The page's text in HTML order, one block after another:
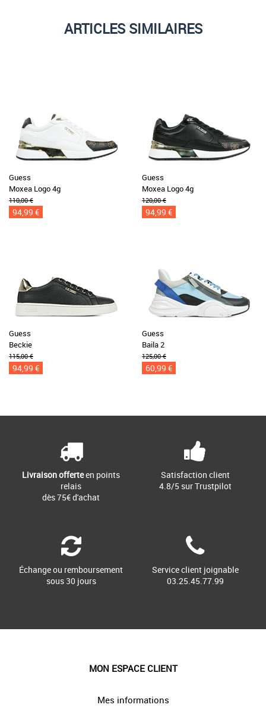
ARTICLES SIMILAIRES
Guess
Moxea Logo 4g
110,00 €
94,99 €
Guess
Moxea Logo 4g
120,00 €
94,99 €
Guess
Beckie
115,00 €
94,99 €
Guess
Baila 2
125,00 €
60,99 €
Livraison offerteen points
relais
dès 75€ d'achat
Satisfaction client
4.8/5 sur Trustpilot
Échange ou remboursement
sous 30 jours
Service client joignable
03.25.45.77.99
MON ESPACE CLIENT
Mes informations